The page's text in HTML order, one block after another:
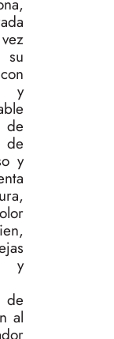
su
y
de
y
y
de
al